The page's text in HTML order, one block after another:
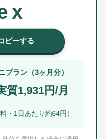
ピーする
プラン（3ヶ月分）
質1,931円/月
・1日あたり約64円）